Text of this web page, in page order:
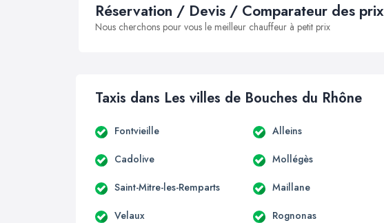
Réservation / Devis / Comparateur des prix
Nous cherchons pour vous le meilleur chauffeur à petit prix
Taxis dans Les villes de Bouches du Rhône
Fontvieille Alleins
Cadolive Mollégès
Saint-Mitre-les-Remparts Maillane
Velaux Rognonas